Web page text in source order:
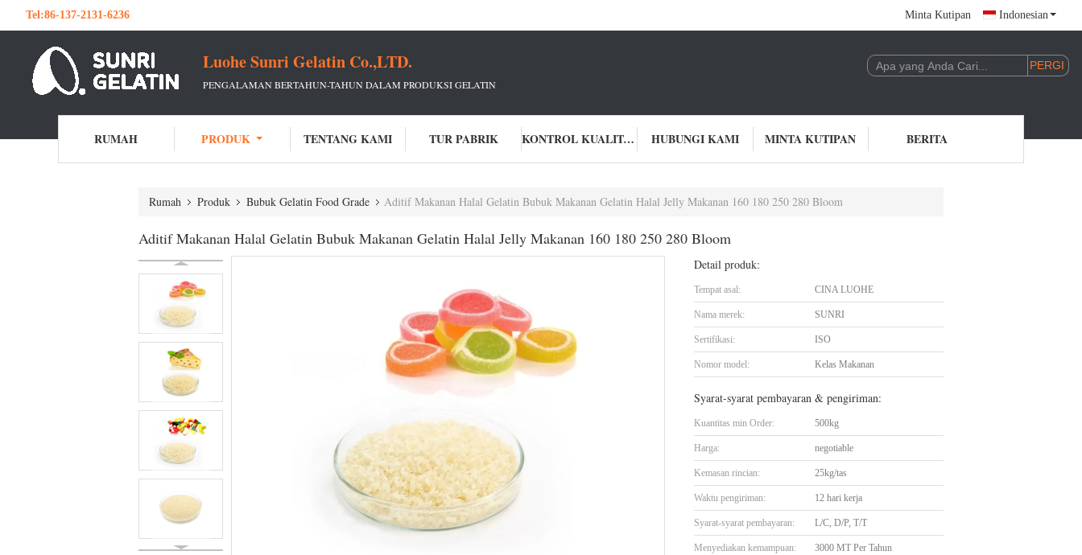
Tel:86-137-2131-6236 Minta Kutipan Indonesian
Luohe Sunri Gelatin Co.,LTD.
PENGALAMAN BERTAHUN-TAHUN DALAM PRODUKSI GELATIN
RUMAH PRODUK TENTANG KAMI TUR PABRIK KONTROL KUALITAS HUBUNGI KAMI MINTA KUTIPAN BERITA
Rumah Produk Bubuk Gelatin Food Grade Aditif Makanan Halal Gelatin Bubuk Makanan Gelatin Halal Jelly Makanan 160 180 250 280 Bloom
Aditif Makanan Halal Gelatin Bubuk Makanan Gelatin Halal Jelly Makanan 160 180 250 280 Bloom
Detail produk:
Tempat asal: CINA LUOHE
Nama merek: SUNRI
Sertifikasi: ISO
Nomor model: Kelas Makanan
Syarat-syarat pembayaran & pengiriman:
Kuantitas min Order: 500kg
Harga: negotiable
Kemasan rincian: 25kg/tas
Waktu pengiriman: 12 hari kerja
Syarat-syarat pembayaran: L/C, D/P, T/T
Menyediakan kemampuan: 3000 MT Per Tahun